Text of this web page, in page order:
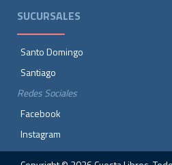
SUCURSALES
Santo Domingo
Santiago
Redes Sociales
Facebook
Instagram